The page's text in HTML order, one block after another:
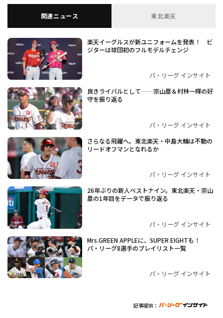
関連ニュース 東北楽天
楽天イーグルスが新ユニフォームを発表！ ビ
ジターは球団初のフルモデルチェンジ
パ・リーグ インサイト
良きライバルとして…… 宗山塁＆村林一輝の好
守を振り返る
パ・リーグ インサイト
さらなる飛躍へ。東北楽天・中島大輔は不動の
リードオフマンとなれるか
パ・リーグ インサイト
26年ぶりの新人ベストナイン。東北楽天・宗山
塁の1年目をデータで振り返る
パ・リーグ インサイト
Mrs.GREEN APPLEに、SUPER EIGHTも！
パ・リーグ8選手のプレイリスト一覧
パ・リーグ インサイト
記事提供：